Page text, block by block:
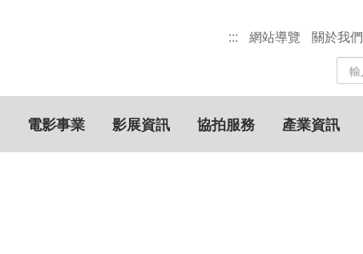
::: 網站導覽 關於我們
站
內
搜
尋
關
鍵
電影事業 影展資訊 協拍服務 產業資訊